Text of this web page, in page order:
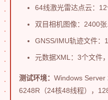
64线激光雷达点云：
双目相机图像：2400
GNSS/IMU轨迹文件：
元数据XML：3个文件
测试环境： Windows Server
6248R（24核48线程），